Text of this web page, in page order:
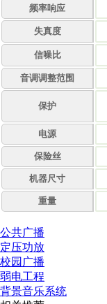
频率响应
失真度
信噪比
音调调整范围
保护
电源
保险丝
机器尺寸
重量
公共广播
定压功放
校园广播
弱电工程
背景音乐系统